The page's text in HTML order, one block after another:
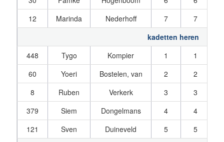
12
Marinda Nederhoff 7
7
kadetten heren
448
Tygo Kompier 1
1
60
Yoeri Bostelen, van 2
2
8
Ruben Verkerk 3
3
379
Siem Dongelmans 4
4
121
Sven Duineveld 5
5